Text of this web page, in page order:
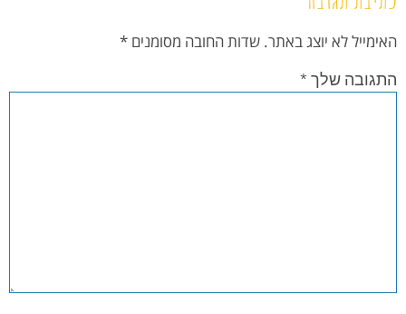
האימייל לא יוצג באתר. שדות החובה מסומנים *
התגובה שלך *